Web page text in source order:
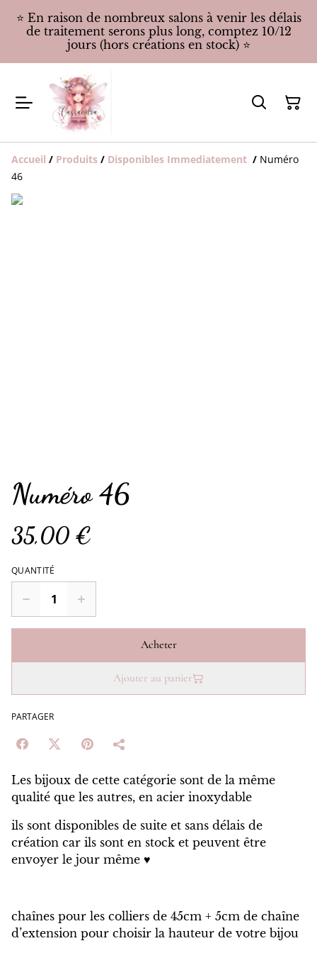
⭐️ En raison de nombreux salons à venir les délais
de traitement serons plus long, comptez 10/12
jours (hors créations en stock) ⭐️
Accueil / Produits / Disponibles Immediatement / Numéro
46
Numéro 46
35,00 €
QUANTITÉ
Acheter
Ajouter au panier
PARTAGER
Les bijoux de cette catégorie sont de la même
qualité que les autres, en acier inoxydable
ils sont disponibles de suite et sans délais de
création car ils sont en stock et peuvent être
envoyer le jour même ♥️
chaînes pour les colliers de 45cm + 5cm de chaîne
d’extension pour choisir la hauteur de votre bijou